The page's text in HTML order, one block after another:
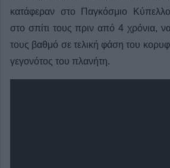
κατάφεραν στο Παγκόσμιο
στο σπίτι τους πριν από 4 χρόνια,
τους βαθμό σε τελική φάση του
γεγονότος του πλανήτη.